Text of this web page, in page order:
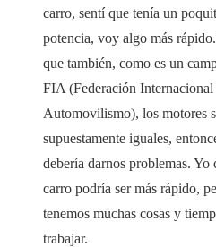
carro, sentí que tenía un
potencia, voy algo más
que también, como es un
FIA (Federación Internacional
Automovilismo), los motores
supuestamente iguales,
debería darnos problemas. Yo
carro podría ser más rápido,
tenemos muchas cosas y
trabajar.